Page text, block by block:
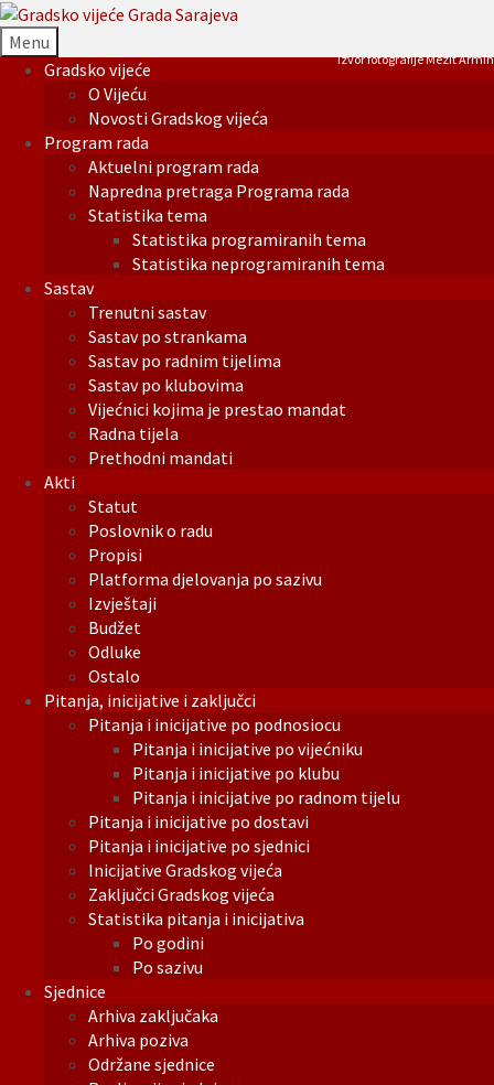
Menu
Gradsko vijeće
O Vijeću
Novosti Gradskog vijeća
Program rada
Aktuelni program rada
Napredna pretraga Programa rada
Statistika tema
Statistika programiranih tema
Statistika neprogramiranih tema
Sastav
Trenutni sastav
Sastav po strankama
Sastav po radnim tijelima
Sastav po klubovima
Vijećnici kojima je prestao mandat
Radna tijela
Prethodni mandati
Akti
Statut
Poslovnik o radu
Propisi
Platforma djelovanja po sazivu
Izvještaji
Budžet
Odluke
Ostalo
Pitanja, inicijative i zaključci
Pitanja i inicijative po podnosiocu
Pitanja i inicijative po vijećniku
Pitanja i inicijative po klubu
Pitanja i inicijative po radnom tijelu
Pitanja i inicijative po dostavi
Pitanja i inicijative po sjednici
Inicijative Gradskog vijeća
Zaključci Gradskog vijeća
Statistika pitanja i inicijativa
Po godini
Po sazivu
Sjednice
Arhiva zaključaka
Arhiva poziva
Održane sjednice
Izvor fotografije Mezit Armin